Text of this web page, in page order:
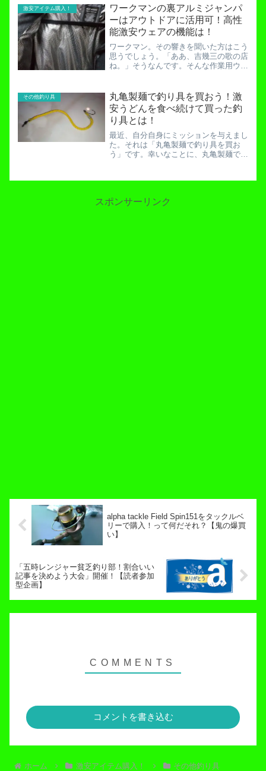
り場に興味を持つという流れは管釣りあ
るあるですね。このブログで...
激安アイテム購入！
ワークマンの裏アルミジャンパ
ーはアウトドアに活用可！高性
能激安ウェアの機能は！
ワークマン。その響きを聞いた方はこう
思うでしょう。「ああ、吉幾三の歌の店
ね。」そうなんです。そんな作業用ウェ
してみることとしました。店内に入ると
入り口正面に鎮座していま...
その他釣り具
丸亀製麺で釣り具を買おう！激
安うどんを食べ続けて買った釣
り具とは！
最近、自分自身にミッションを与えまし
た。それは「丸亀製麺で釣り具を買お
う」です。幸いなことに、丸亀製麺では
きたため、8月31日までは毎回うどん
スポンサーリンク
alpha tackle Field Spin151をタックルベ
リーで購入！って何だそれ？【鬼の爆買
い】
「五時レンジャー貧乏釣り部！割合いい
記事を決めよう大会」開催！【読者参加
型企画】
コメントを書き込む
ホーム 激安アイテム購入！ その他釣り具